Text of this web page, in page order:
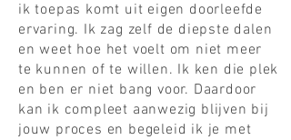
ik toepas komt uit eigen doorleefde
ervaring. Ik zag zelf de diepste dalen
en weet hoe het voelt om niet meer
te kunnen of te willen. Ik ken die plek
en ben er niet bang voor. Daardoor
kan ik compleet aanwezig blijven bij
jouw proces en begeleid ik je met